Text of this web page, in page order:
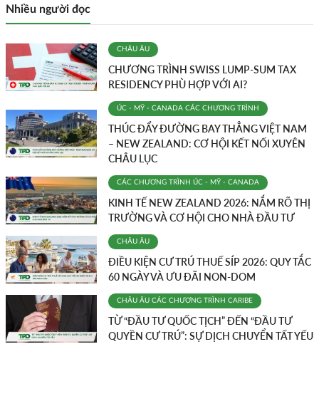
Nhiều người đọc
CHÂU ÂU
CHƯƠNG TRÌNH SWISS LUMP-SUM TAX
RESIDENCY PHÙ HỢP VỚI AI?
ÚC - MỸ - CANADA CÁC CHƯƠNG TRÌNH
THÚC ĐẨY ĐƯỜNG BAY THẲNG VIỆT NAM
– NEW ZEALAND: CƠ HỘI KẾT NỐI XUYÊN
CHÂU LỤC
CÁC CHƯƠNG TRÌNH ÚC - MỸ - CANADA
KINH TẾ NEW ZEALAND 2026: NẮM RÕ THỊ
TRƯỜNG VÀ CƠ HỘI CHO NHÀ ĐẦU TƯ
CHÂU ÂU
ĐIỀU KIỆN CƯ TRÚ THUẾ SÍP 2026: QUY TẮC
60 NGÀY VÀ ƯU ĐÃI NON-DOM
CHÂU ÂU CÁC CHƯƠNG TRÌNH CARIBE
TỪ “ĐẦU TƯ QUỐC TỊCH” ĐẾN “ĐẦU TƯ
QUYỀN CƯ TRÚ”: SỰ DỊCH CHUYỂN TẤT YẾU